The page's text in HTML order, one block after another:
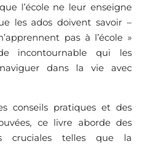
l’école ne leur enseigne
les ados doivent savoir –
pas à l’école »
incontournable qui les
dans la vie avec
conseils pratiques et des
ce livre aborde des
cruciales telles que la